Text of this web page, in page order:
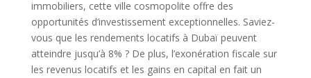
immobiliers, cette ville cosmopolite offre des
opportunités d’investissement exceptionnelles. Saviez-
vous que les rendements locatifs à Dubaï peuvent
atteindre jusqu’à 8% ? De plus, l’exonération fiscale sur
les revenus locatifs et les gains en capital en fait un